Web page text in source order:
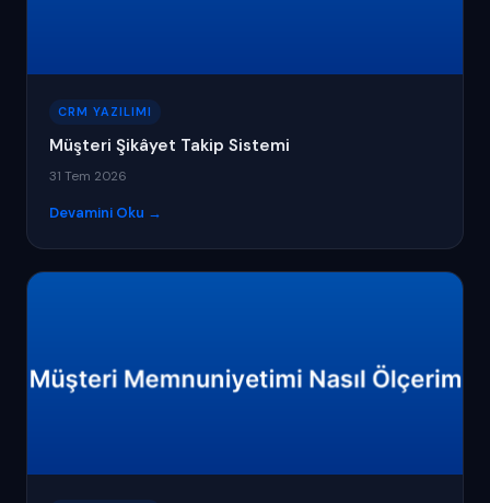
CRM YAZILIMI
Müşteri Şikâyet Takip Sistemi
31 Tem 2026
Devamini Oku →